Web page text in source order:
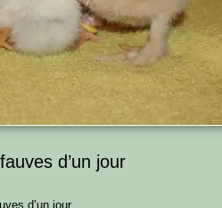
d’un jour
d’un jour